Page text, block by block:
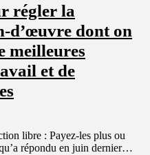
régler la
d’œuvre dont on
meilleures
et de
libre : Payez-les plus ou
répondu en juin dernier…